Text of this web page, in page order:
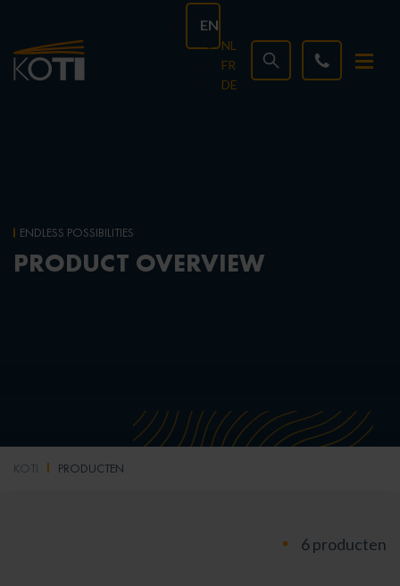
EN
NL
FR
DE
ENDLESS POSSIBILITIES
PRODUCT OVERVIEW
KOTI PRODUCTEN
6 producten